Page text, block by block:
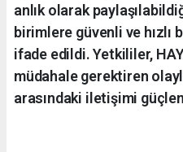
anlık olarak
birimlere güvenli ve hızlı
ifade edildi. Yetkililer,
müdahale gerektiren
arasındaki iletişimi